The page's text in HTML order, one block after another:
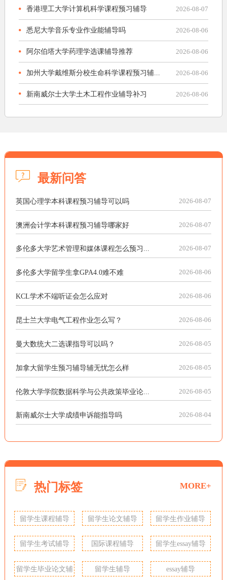
香港理工大学计算机科学课程预习辅导 2026-08-07
悉尼大学音乐专业作业能辅导吗 2026-08-06
阿尔伯塔大学药理学选课辅导推荐 2026-08-06
加州大学戴维斯分校生命科学课程预习辅... 2026-08-06
新南威尔士大学土木工程作业辅导补习 2026-08-06
最新问答
英国心理学本科课程预习辅导可以吗 2026-08-07
澳洲会计学本科课程预习辅导哪家好 2026-08-07
多伦多大学艺术管理和媒体课程怎么预习... 2026-08-07
多伦多大学留学生拿GPA4.0难不难 2026-08-06
KCL学术不端听证会怎么应对 2026-08-06
昆士兰大学电气工程作业怎么写？ 2026-08-06
曼大数统大二选课指导可以吗？ 2026-08-05
加拿大留学生预习辅导辅无忧怎么样 2026-08-05
伦敦大学学院数据科学与公共政策毕业论... 2026-08-05
新南威尔士大学成绩申诉能指导吗 2026-08-04
热门标签 MORE+
留学生课程辅导 留学生论文辅导 留学生作业辅导
留学生考试辅导 国际课程辅导 留学生essay辅导
留学生毕业论文辅
留学生辅导 essay辅导